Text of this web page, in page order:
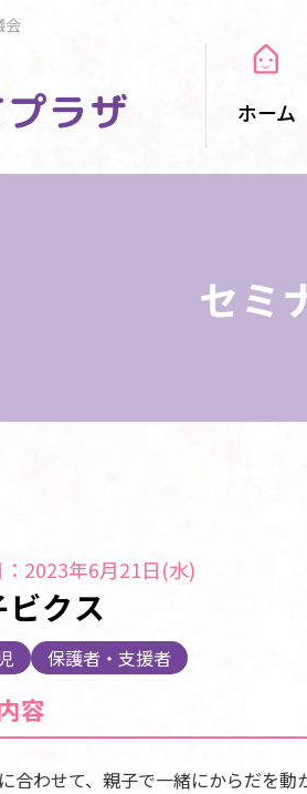
会
ラザ
ホーム
セミ
2023年6月21日(水)
クス
保護者・支援者
容
合わせて、親子で一緒にからだを動